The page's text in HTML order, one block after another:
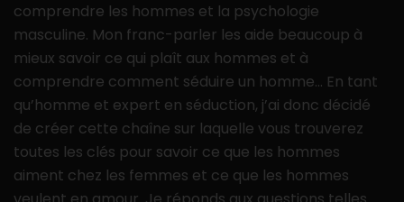
comprendre les hommes et la psychologie
masculine. Mon franc-parler les aide beaucoup à
mieux savoir ce qui plaît aux hommes et à
comprendre comment séduire un homme… En tant
qu’homme et expert en séduction, j’ai donc décidé
de créer cette chaîne sur laquelle vous trouverez
toutes les clés pour savoir ce que les hommes
aiment chez les femmes et ce que les hommes